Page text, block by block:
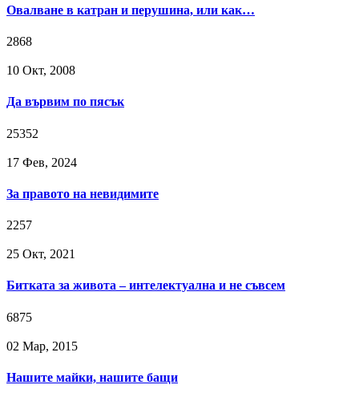
Овалване в катран и перушина, или как…
2868
10 Окт, 2008
Да вървим по пясък
25352
17 Фев, 2024
За правото на невидимите
2257
25 Окт, 2021
Битката за живота – интелектуална и не съвсем
6875
02 Мар, 2015
Нашите майки, нашите бащи